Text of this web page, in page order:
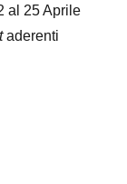
al 25 Aprile
aderenti